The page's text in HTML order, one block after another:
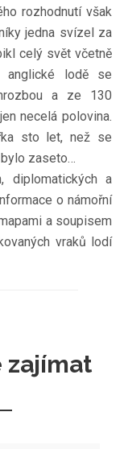
rozhodnutí však
jedna svízel za
celý svět včetně
anglické lodě se
a ze 130
necelá polovina.
sto let, než se
zaseto…
diplomatických a
o námořní
a soupisem
vraků lodí
zajímat